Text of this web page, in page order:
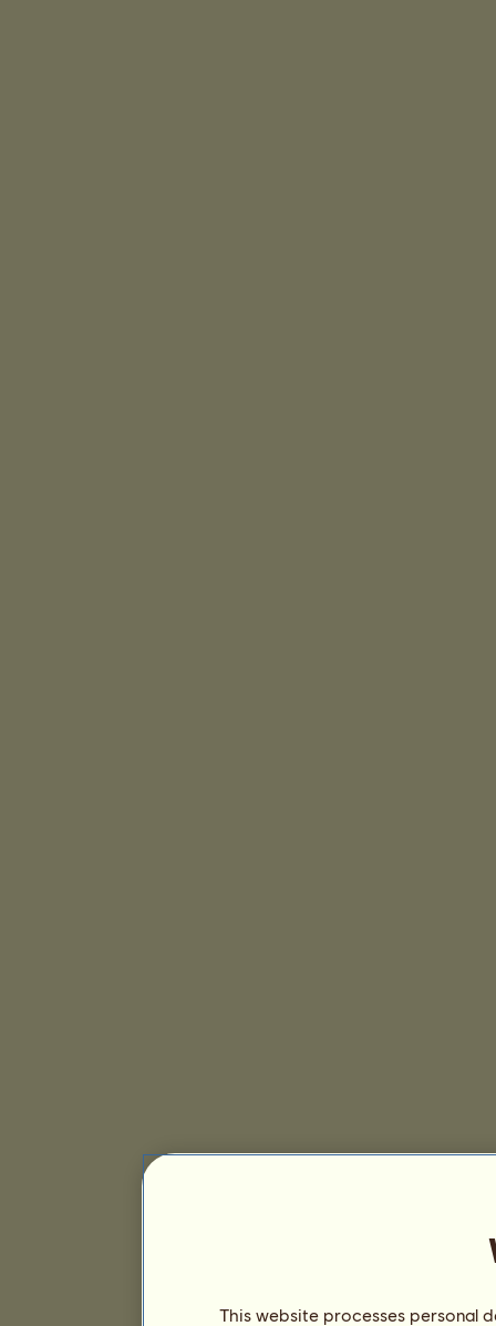
This website processes personal